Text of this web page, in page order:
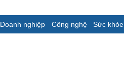
Doanh nghiệp Công nghệ Sức khỏe